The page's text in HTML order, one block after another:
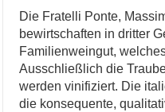
Die Fratelli Ponte,
bewirtschaften in dritter
Familienweingut,
Ausschließlich die
werden vinifiziert. Die
die konsequente,